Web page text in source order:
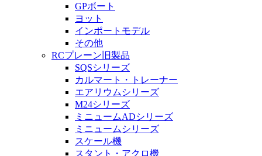
GPボート
ヨット
インポートモデル
その他
RCプレーン旧製品
SQSシリーズ
カルマート・トレーナー
エアリウムシリーズ
M24シリーズ
ミニュームADシリーズ
ミニュームシリーズ
スケール機
スタント・アクロ機